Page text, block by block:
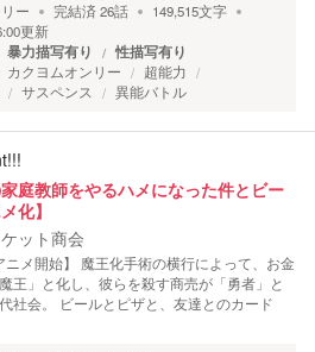
ー 完結済26話 149,515文字
更新
暴力描写有り 性描写有り
カクヨムオンリー
超能力
サスペンス 異能バトル
庭教師をやるハメになった件とビー
化】
ット商会
ニメ開始】 魔王化手術の横行によって、お金
王」と化し、彼らを殺す商売が「勇者」と
社会。 ビールとピザと、友達とのカード